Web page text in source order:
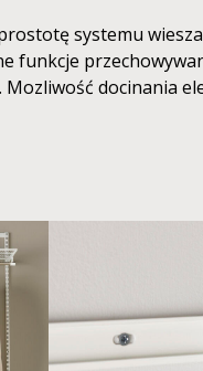
systemu
funkcje
Mozliwość docinania